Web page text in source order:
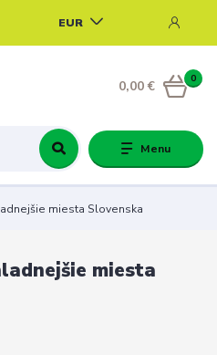
Menu
EUR
0
0,00 €
miesta Slovenska
miesta